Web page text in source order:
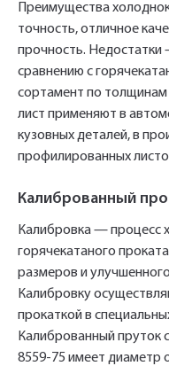
Преимущества
точность, отличное
прочность.
сравнению с
сортамент по
лист применяют в
кузовных деталей, в
профилированных
Калиброванный
Калибровка — процесс
горячекатаного
размеров и
Калибровку
прокаткой в
Калиброванный пруток
8559-75 имеет диаметр